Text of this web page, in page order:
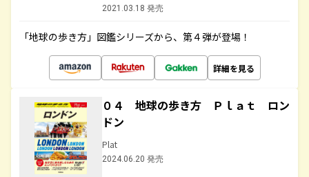
2021.03.18 発売
「地球の歩き方」図鑑シリーズから、第４弾が登場！
詳細を見る
０４ 地球の歩き方 Ｐｌａｔ ロン
ドン
Plat
2024.06.20 発売